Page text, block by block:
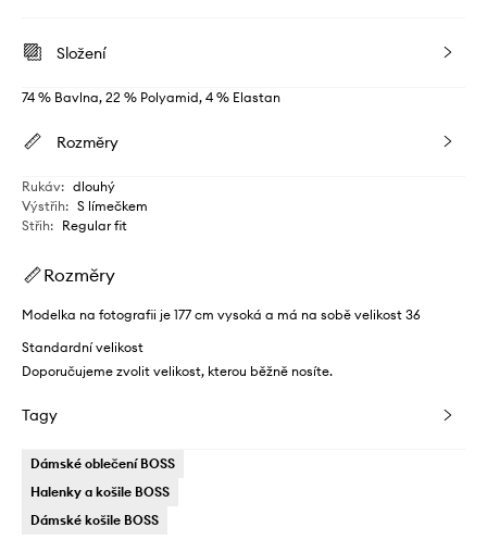
Složení
74 % Bavlna, 22 % Polyamid, 4 % Elastan
Rozměry
Rukáv: dlouhý
Výstřih: S límečkem
Střih: Regular fit
Rozměry
Modelka na fotografii je 177 cm vysoká a má na sobě velikost 36
Standardní velikost
Doporučujeme zvolit velikost, kterou běžně nosíte.
Tagy
Dámské oblečení BOSS
Halenky a košile BOSS
Dámské košile BOSS